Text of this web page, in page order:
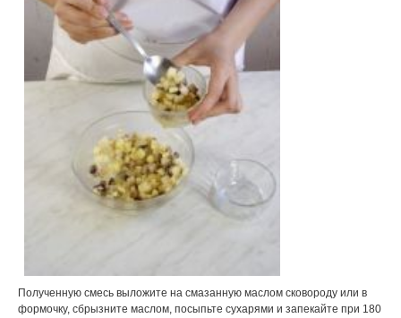
Полученную смесь выложите на смазанную маслом сковороду или в
формочку, сбрызните маслом, посыпьте сухарями и запекайте при 180